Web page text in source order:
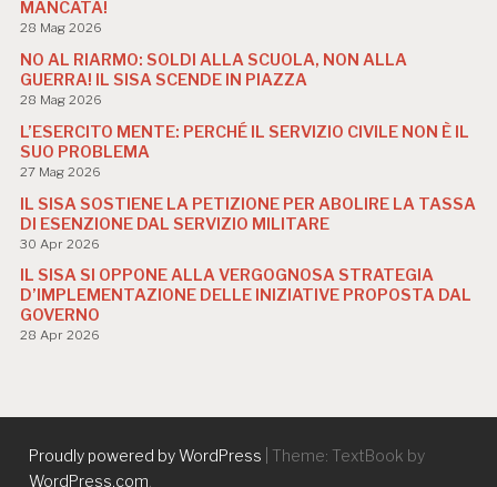
MANCATA!
28 Mag 2026
NO AL RIARMO: SOLDI ALLA SCUOLA, NON ALLA
GUERRA! IL SISA SCENDE IN PIAZZA
28 Mag 2026
L’ESERCITO MENTE: PERCHÉ IL SERVIZIO CIVILE NON È IL
SUO PROBLEMA
27 Mag 2026
IL SISA SOSTIENE LA PETIZIONE PER ABOLIRE LA TASSA
DI ESENZIONE DAL SERVIZIO MILITARE
30 Apr 2026
IL SISA SI OPPONE ALLA VERGOGNOSA STRATEGIA
D’IMPLEMENTAZIONE DELLE INIZIATIVE PROPOSTA DAL
GOVERNO
28 Apr 2026
Proudly powered by WordPress
Theme: TextBook by
WordPress.com